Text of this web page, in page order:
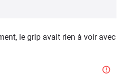
le grip avait rien à voir avec